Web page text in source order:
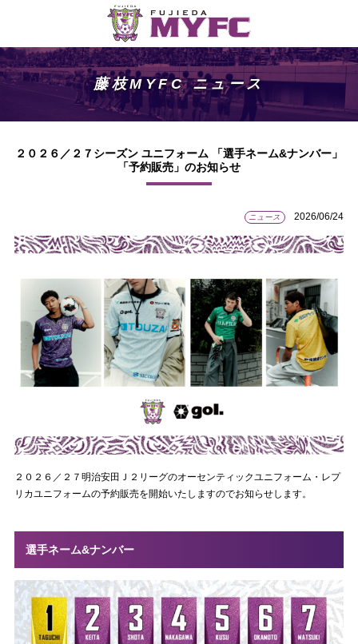
藤枝MYFC ニュース
２０２６／２７シーズン ユニフォーム 「選手ネーム&ナンバー」
「予約販売」のお知らせ
ニュース 2026/06/24
２０２６／２７明治安田Ｊ２リーグのオーセンティックユニフォーム・レプ
リカユニフォームの予約販売を開始いたしますのでお知らせします。
選手ネーム&ナンバー